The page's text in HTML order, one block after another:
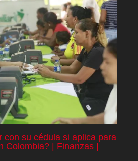
con su cédula si aplica para
Colombia? | Finanzas |